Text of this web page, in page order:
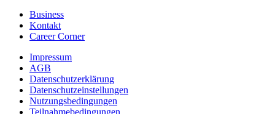
Business
Kontakt
Career Corner
Impressum
AGB
Datenschutzerklärung
Datenschutzeinstellungen
Nutzungsbedingungen